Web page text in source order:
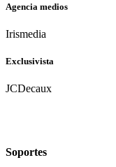
Agencia medios
Irismedia
Exclusivista
JCDecaux
Soportes